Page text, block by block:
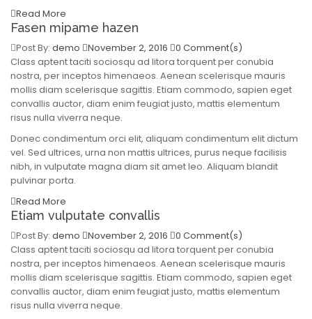
Read More
Fasen mipame hazen
Post By: demo November 2, 2016
0 Comment(s)
Class aptent taciti sociosqu ad litora torquent per conubia
nostra, per inceptos himenaeos. Aenean scelerisque mauris
mollis diam scelerisque sagittis. Etiam commodo, sapien eget
convallis auctor, diam enim feugiat justo, mattis elementum
risus nulla viverra neque.
Donec condimentum orci elit, aliquam condimentum elit dictum
vel. Sed ultrices, urna non mattis ultrices, purus neque facilisis
nibh, in vulputate magna diam sit amet leo. Aliquam blandit
pulvinar porta.
Read More
Etiam vulputate convallis
Post By: demo November 2, 2016
0 Comment(s)
Class aptent taciti sociosqu ad litora torquent per conubia
nostra, per inceptos himenaeos. Aenean scelerisque mauris
mollis diam scelerisque sagittis. Etiam commodo, sapien eget
convallis auctor, diam enim feugiat justo, mattis elementum
risus nulla viverra neque.